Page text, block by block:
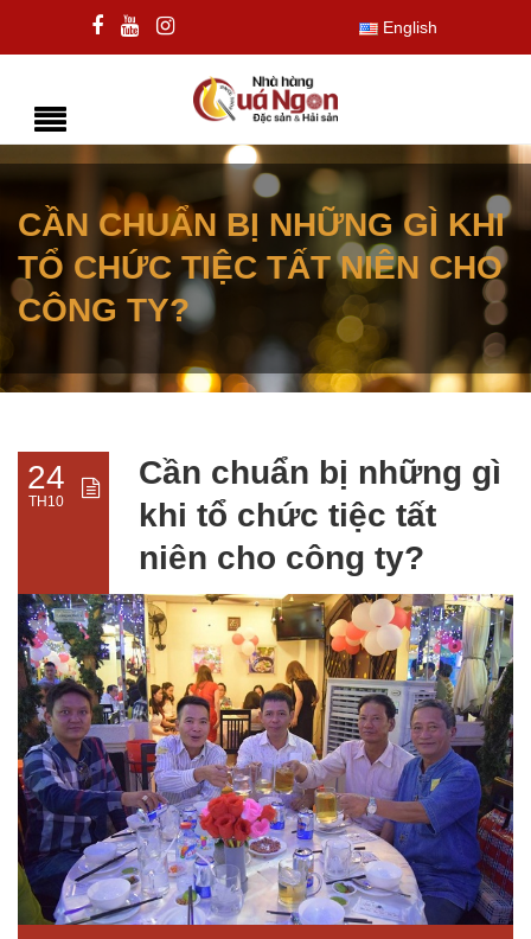
English
CẦN CHUẨN BỊ NHỮNG GÌ KHI
TỔ CHỨC TIỆC TẤT NIÊN CHO
CÔNG TY?
24
TH10
Cần chuẩn bị những gì
khi tổ chức tiệc tất
niên cho công ty?